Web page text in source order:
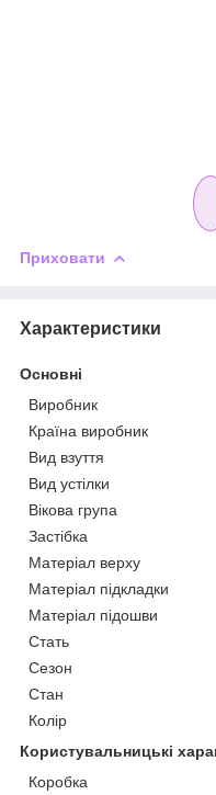
Приховати
Характеристики
Основні
Виробник
Країна виробник
Вид взуття
Вид устілки
Вікова група
Застібка
Матеріал верху
Матеріал підкладки
Матеріал підошви
Стать
Сезон
Стан
Колір
Користувальницькі
Коробка